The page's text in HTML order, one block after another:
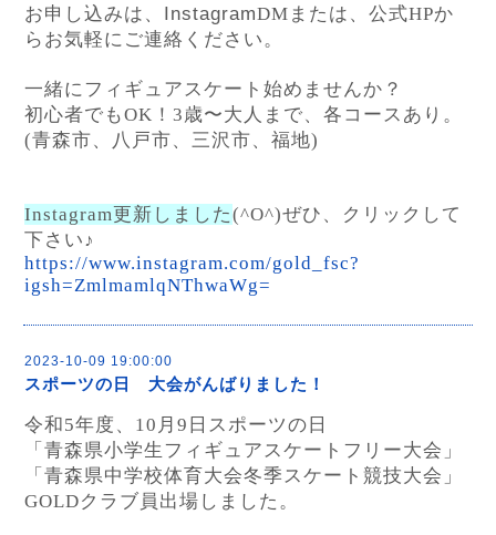
お申し込みは、InstagramDM または、公式HPか
らお気軽にご連絡ください。
一緒にフィギュアスケート始めませんか？
初心者でもOK ！ 3歳〜大人まで、各コースあり。
(青森市、八戸市、三沢市、福地)
Instagram更新しました(^O^)ぜひ、クリックして
下さい♪
https://www.instagram.com/gold_fsc?
igsh=ZmlmamlqNThwaWg=
2023-10-09 19:00:00
スポーツの日 大会がんばりました！
令和5年度、 10 月 9 日スポーツの日
「青森県小学生フィギュアスケートフリー大会」
「青森県中学校体育大会冬季スケート競技大会」
GOLDクラブ員出場しました。